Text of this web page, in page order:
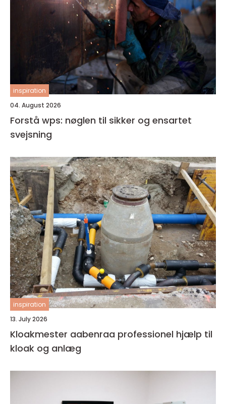
inspiration
04. August 2026
Forstå wps: nøglen til sikker og ensartet
svejsning
inspiration
13. July 2026
Kloakmester aabenraa professionel hjælp til
kloak og anlæg